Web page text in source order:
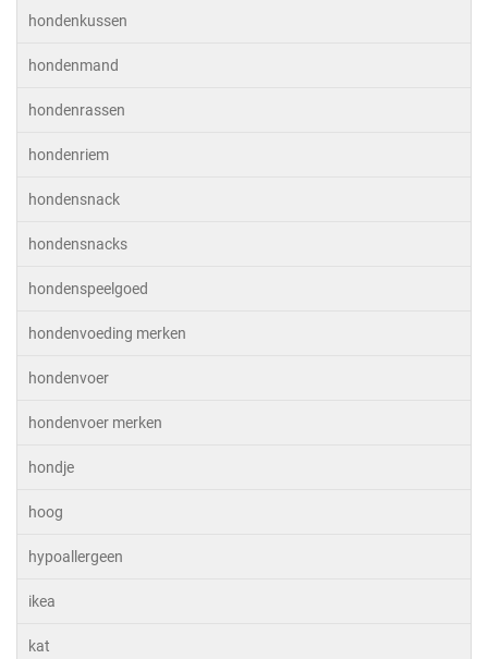
hondenkussen
hondenmand
hondenrassen
hondenriem
hondensnack
hondensnacks
hondenspeelgoed
hondenvoeding merken
hondenvoer
hondenvoer merken
hondje
hoog
hypoallergeen
ikea
kat